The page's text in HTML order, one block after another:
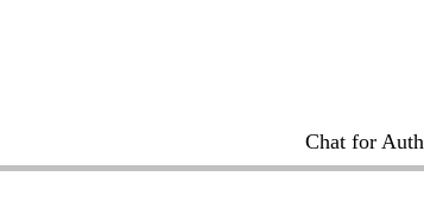
Chat for